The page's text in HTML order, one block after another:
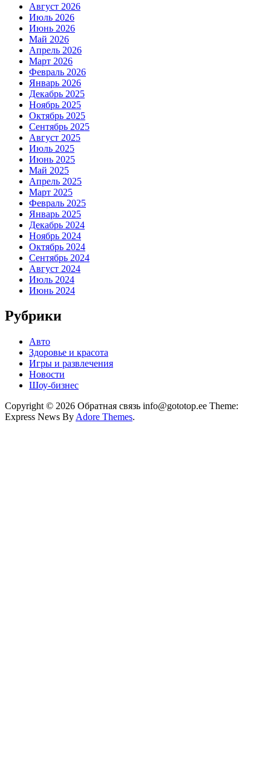
Август 2026
Июль 2026
Июнь 2026
Май 2026
Апрель 2026
Март 2026
Февраль 2026
Январь 2026
Декабрь 2025
Ноябрь 2025
Октябрь 2025
Сентябрь 2025
Август 2025
Июль 2025
Июнь 2025
Май 2025
Апрель 2025
Март 2025
Февраль 2025
Январь 2025
Декабрь 2024
Ноябрь 2024
Октябрь 2024
Сентябрь 2024
Август 2024
Июль 2024
Июнь 2024
Рубрики
Авто
Здоровье и красота
Игры и развлечения
Новости
Шоу-бизнес
Copyright © 2026 Обратная связь info@gototop.ee Theme:
Express News By Adore Themes.